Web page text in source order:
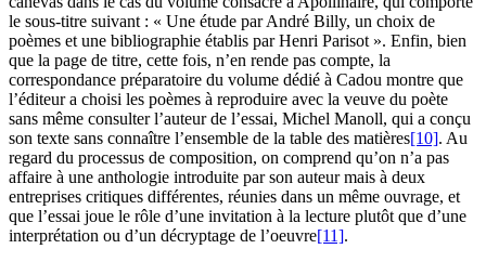
le sous-titre suivant : « Une étude par André Billy, un choix de
poèmes et une bibliographie établis par Henri Parisot ». Enfin, bien
que la page de titre, cette fois, n’en rende pas compte, la
correspondance préparatoire du volume dédié à Cadou montre que
l’éditeur a choisi les poèmes à reproduire avec la veuve du poète
sans même consulter l’auteur de l’essai, Michel Manoll, qui a conçu
son texte sans connaître l’ensemble de la table des matières[10]. Au
regard du processus de composition, on comprend qu’on n’a pas
affaire à une anthologie introduite par son auteur mais à deux
entreprises critiques différentes, réunies dans un même ouvrage, et
que l’essai joue le rôle d’une invitation à la lecture plutôt que d’une
interprétation ou d’un décryptage de l’oeuvre[11].